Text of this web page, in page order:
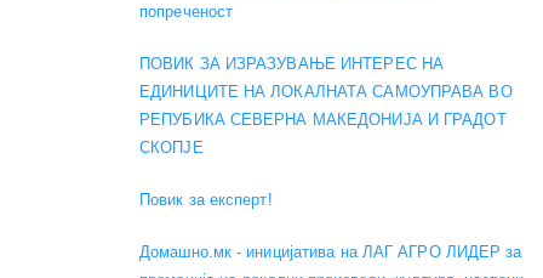
попреченост
ПОВИК ЗА ИЗРАЗУВАЊЕ ИНТЕРЕС НА
ЕДИНИЦИТЕ НА ЛОКАЛНАТА САМОУПРАВА ВО
РЕПУБИКА СЕВЕРНА МАКЕДОНИЈА И ГРАДОТ
СКОПЈЕ
Повик за експерт!
Домашно.мк - иницијатива на ЛАГ АГРО ЛИДЕР за